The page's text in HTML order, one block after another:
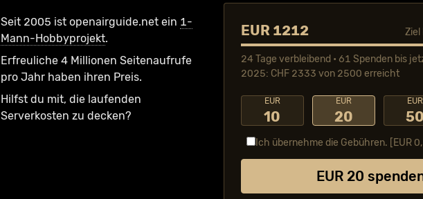
Seit 2005 ist openairguide.net ein 1-
Mann-Hobbyprojekt.
Erfreuliche 4 Millionen Seiten­aufrufe
pro Jahr haben ihren Preis.
Hilfst du mit, die laufenden
Serverkosten zu decken?
EUR 1212 Ziel
24 Tage verbleibend • 61 Spenden bis
2025: CHF 2333 von 2500 erreicht
EUR
10
EUR
20
EUR
50
Ich übernehme die Gebühren. [EUR
EUR 20